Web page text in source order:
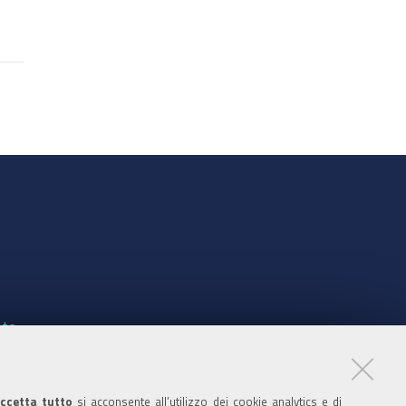
tutto si acconsente all’utilizzo dei cookie analytics e di